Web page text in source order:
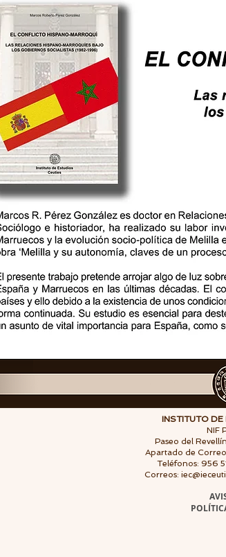
INSTITUTO DE
NIF
Paseo del
Apartado de
Teléfonos: 956
Correos: